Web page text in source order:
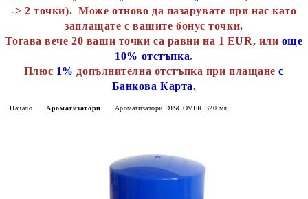
-> 2 точки). Може отново да пазарувате при нас като
заплащате с вашите бонус точки.
Тогава вече 20 ваши точки са равни на 1 EUR, или още
10% отстъпка.
Плюс 1% допълнителна отстъпка при плащанес
Банкова Карта.
Начало Ароматизатори Ароматизатори DISCOVER 320 мл.